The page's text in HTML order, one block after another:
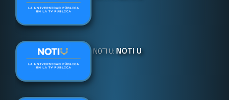
NOTI U: NOTI U